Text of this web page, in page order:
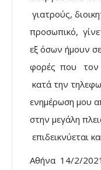
γιατρούς,
προσωπικό,
εξ όσων ήμουν
φορές που τον
κατά την
ενημέρωση μου
στην μεγάλη
επιδεικνύεται
Αθήνα 14/2/